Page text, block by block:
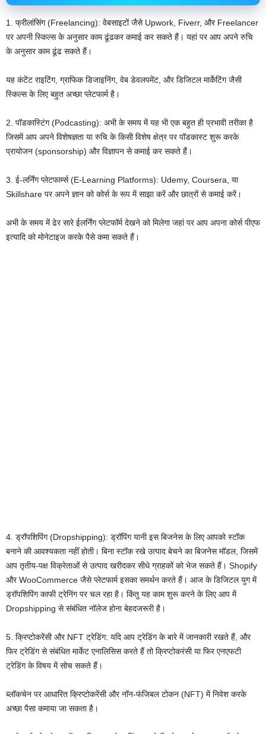
1. फ्रीलांसिंग (Freelancing): वेबसाइटों जैसे Upwork, Fiverr, और Freelancer
पर अपनी स्किल्स के अनुसार काम ढूंढकर कमाई कर सकते हैं। यहां पर आप अपने रुचि
के अनुसार काम ढूंढ सकते हैं। ‌
यह कंटेंट राइटिंग, ग्राफिक डिजाइनिंग, वेब डेवलपमेंट, और डिजिटल मार्केटिंग जैसी
स्किल्स के लिए बहुत अच्छा प्लेटफार्म है।
2. पॉडकास्टिंग (Podcasting): अभी के समय में यह भी एक बहुत ही प्रभावी तरीका है
जिसमें आप अपने विशेषज्ञता या रुचि के किसी विशेष क्षेत्र पर पॉडकास्ट शुरू करके
प्रायोजन (sponsorship) और विज्ञापन से कमाई कर सकते हैं।
3. ई-लर्निंग प्लेटफार्म्स (E-Learning Platforms): Udemy, Coursera, या
Skillshare पर अपने ज्ञान को कोर्स के रूप में साझा करें और छात्रों से कमाई करें।
अभी के समय में ढेर सारे ईलर्निंग प्लेटफॉर्म देखने को मिलेगा जहां पर आप अपना कोर्स पीएफ
इत्यादि को मोनेटाइज करके पैसे कमा सकते हैं।
4. ड्रॉपशिपिंग (Dropshipping): ड्रॉपिंग यानी इस बिजनेस के लिए आपको स्टॉक
बनाने की आवश्यकता नहीं होती। बिना स्टॉक रखे उत्पाद बेचने का बिजनेस मॉडल, जिसमें
आप तृतीय-पक्ष विक्रेताओं से उत्पाद खरीदकर सीधे ग्राहकों को भेज सकते हैं। Shopify
और WooCommerce जैसे प्लेटफार्म इसका समर्थन करते हैं। आज के डिजिटल युग में
ड्रॉपशिपिंग काफी ट्रेनिंग पर चल रहा है। किंतु यह काम शुरू करने के लिए आप में
Dropshipping से संबंधित नॉलेज होना बेहदजरूरी है।
5. क्रिप्टोकरेंसी और NFT ट्रेडिंग: यदि आप ट्रेडिंग के बारे में जानकारी रखते हैं, और
फिर ट्रेडिंग से संबंधित मार्केट एनालिसिस करते हैं तो क्रिप्टोकरंसी या फिर एनएफटी
ट्रेडिंग के विषय में सोच सकते हैं।
ब्लॉकचेन पर आधारित क्रिप्टोकरेंसी और नॉन-फंजिबल टोकन (NFT) में निवेश करके
अच्छा पैसा कमाया जा सकता है।